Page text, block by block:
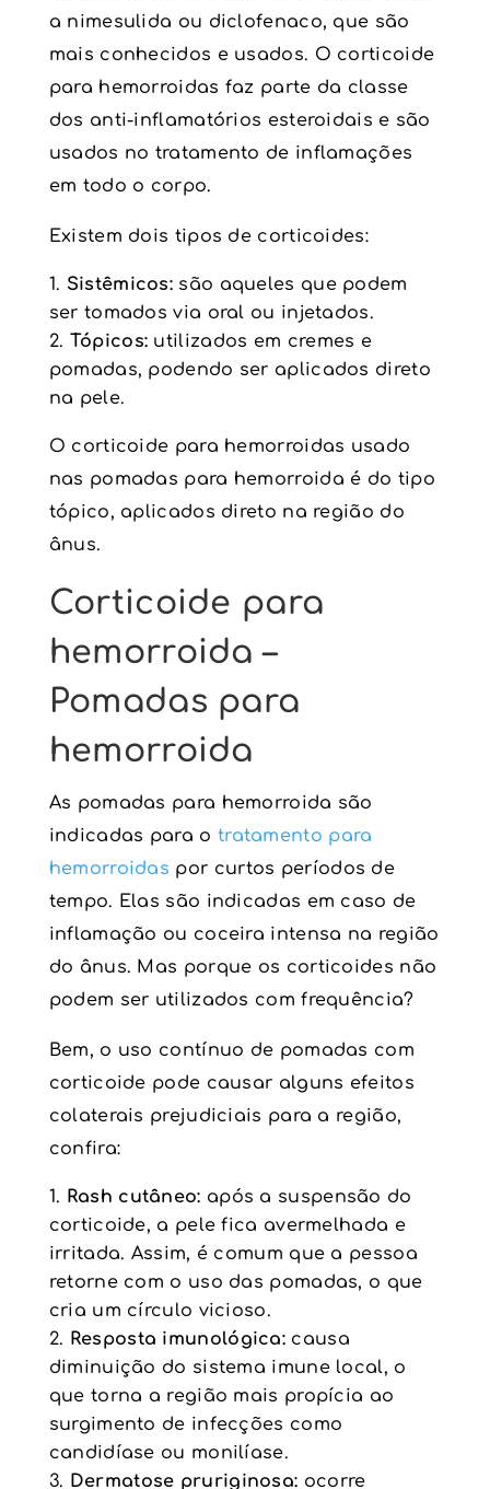
a nimesulida ou diclofenaco, que são
mais conhecidos e usados. O corticoide
para hemorroidas faz parte da classe
dos anti-inflamatórios esteroidais e são
usados no tratamento de inflamações
em todo o corpo.
Existem dois tipos de corticoides:
Sistêmicos: são aqueles que podem
ser tomados via oral ou injetados.
Tópicos: utilizados em cremes e
pomadas, podendo ser aplicados direto
na pele.
O corticoide para hemorroidas usado
nas pomadas para hemorroida é do tipo
tópico, aplicados direto na região do
ânus.
Corticoide para
hemorroida –
Pomadas para
hemorroida
As pomadas para hemorroida são
indicadas para o tratamento para
hemorroidas por curtos períodos de
tempo. Elas são indicadas em caso de
inflamação ou coceira intensa na região
do ânus. Mas porque os corticoides não
podem ser utilizados com frequência?
Bem, o uso contínuo de pomadas com
corticoide pode causar alguns efeitos
colaterais prejudiciais para a região,
confira:
Rash cutâneo: após a suspensão do
corticoide, a pele fica avermelhada e
irritada. Assim, é comum que a pessoa
retorne com o uso das pomadas, o que
cria um círculo vicioso.
Resposta imunológica: causa
diminuição do sistema imune local, o
que torna a região mais propícia ao
surgimento de infecções como
candidíase ou monilíase.
Dermatose pruriginosa: ocorre